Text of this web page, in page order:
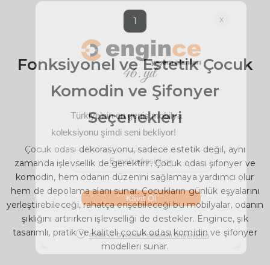
1
Fonksiyonel ve Estetik Çocuk
Komodin ve Şifonyer
Seçenekleri
Çocuk odası dekorasyonu, sadece estetik değil, aynı
zamanda işlevsellik de gerektirir. Çocuk odası şifonyer ve
komodin, hem odanın düzenini sağlamaya yardımcı olur
hem de depolama alanı sunar. Çocukların günlük eşyalarını
yerleştirebileceği, rahatça erişebileceği bu mobilyalar, odanın
şıklığını artırırken işlevselliği de destekler. Engince, şık
tasarımlı, pratik ve kaliteli çocuk odası komidin ve şifonyer
modelleri sunar.